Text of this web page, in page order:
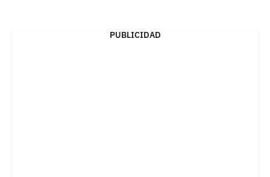
PUBLICIDAD